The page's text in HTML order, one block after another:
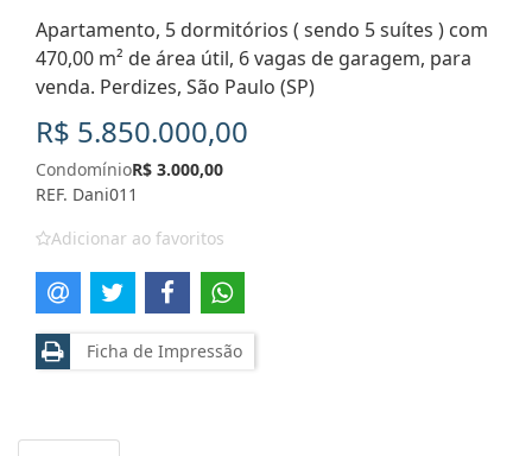
Apartamento, 5 dormitórios ( sendo 5 suítes ) com
470,00 m² de área útil, 6 vagas de garagem, para
venda. Perdizes, São Paulo (SP)
R$ 5.850.000,00
CondomínioR$ 3.000,00
REF. Dani011
Adicionar ao favoritos
Ficha de Impressão